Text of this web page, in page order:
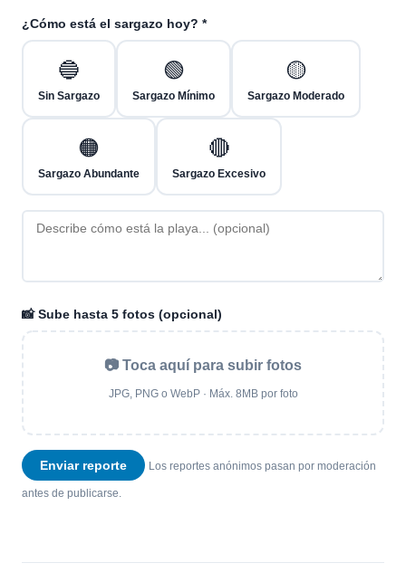
¿Cómo está el sargazo hoy? *
🔵
Sin Sargazo
🟢
Sargazo Mínimo
🟡
Sargazo Moderado
🟠
Sargazo Abundante
🔴
Sargazo Excesivo
📸 Sube hasta 5 fotos (opcional)
📷 Toca aquí para subir fotos
JPG, PNG o WebP · Máx. 8MB por foto
Enviar reporte Los reportes anónimos pasan por moderación
antes de publicarse.